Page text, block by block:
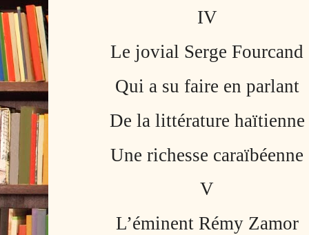
IV
Le jovial Serge Fourcand
Qui a su faire en parlant
De la littérature haïtienne
Une richesse caraïbéenne
V
L’éminent Rémy Zamor